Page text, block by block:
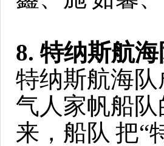
8. 特纳斯航海
特纳斯航海
气人家帆船
来，船队 把“